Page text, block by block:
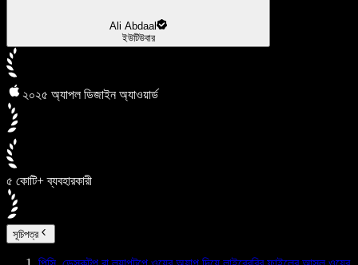
Ali Abdaal
ইউটিউবার
২০২৫ অ্যাপল ডিজাইন অ্যাওয়ার্ড
৫ কোটি+ ব্যবহারকারী
সূচিপত্র